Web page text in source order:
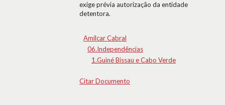
exige prévia autorização da entidade
detentora.
Amílcar Cabral
06.Independências
1.Guiné Bissau e Cabo Verde
Citar Documento